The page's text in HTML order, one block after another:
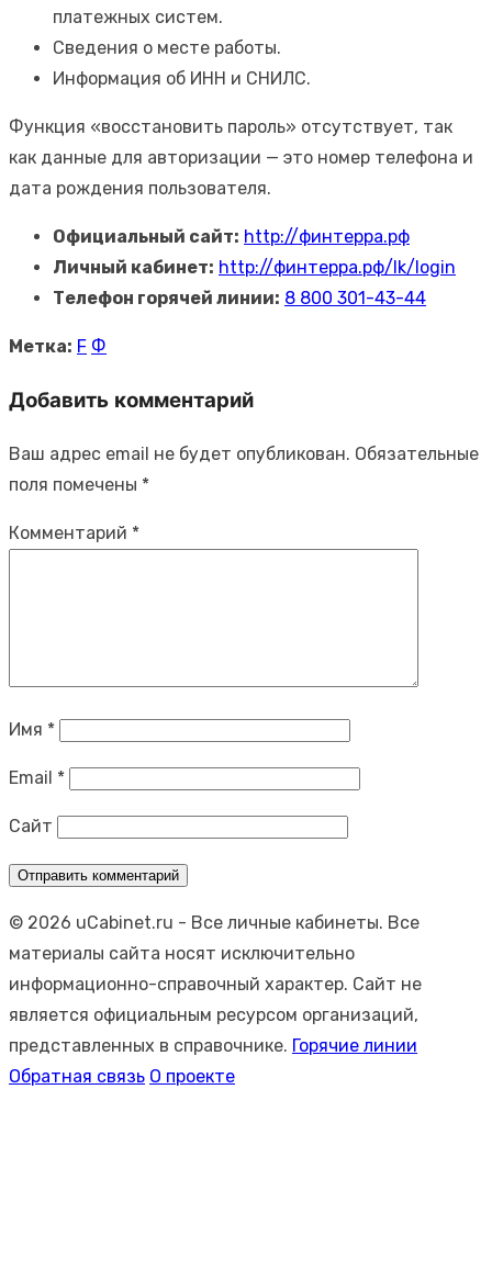
платежных систем.
Сведения о месте работы.
Информация об ИНН и СНИЛС.
Функция «восстановить пароль» отсутствует, так
как данные для авторизации — это номер телефона и
дата рождения пользователя.
Официальный сайт: http://финтерра.рф
Личный кабинет: http://финтерра.рф/lk/login
Телефон горячей линии: 8 800 301-43-44
Метка: F Ф
Добавить комментарий
Ваш адрес email не будет опубликован. Обязательные
поля помечены *
Комментарий *
Имя *
Email *
Сайт
© 2026 uCabinet.ru - Все личные кабинеты. Все
материалы сайта носят исключительно
информационно-справочный характер. Сайт не
является официальным ресурсом организаций,
представленных в справочнике. Горячие линии
Обратная связь О проекте